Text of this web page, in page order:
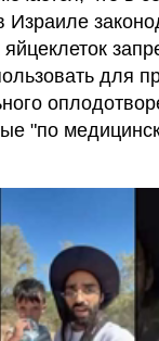
яйцеклеток
для
"по